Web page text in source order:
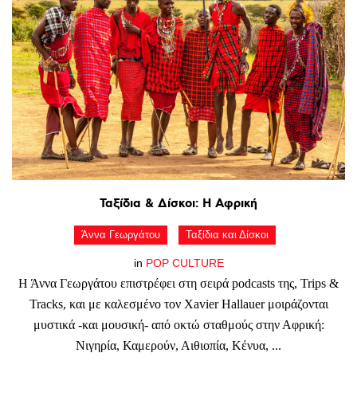
Ταξίδια & Δίσκοι: Η Αφρική
Άννα Γεωργάτου Ταξίδια και Δίσκοι
in POP CULTURE
Η Άννα Γεωργάτου επιστρέφει στη σειρά podcasts της, Trips &
Tracks, και με καλεσμένο τον Xavier Hallauer μοιράζονται
μυστικά -και μουσική- από οκτώ σταθμούς στην Αφρική:
Νιγηρία, Καμερούν, Αιθιοπία, Κένυα, ...